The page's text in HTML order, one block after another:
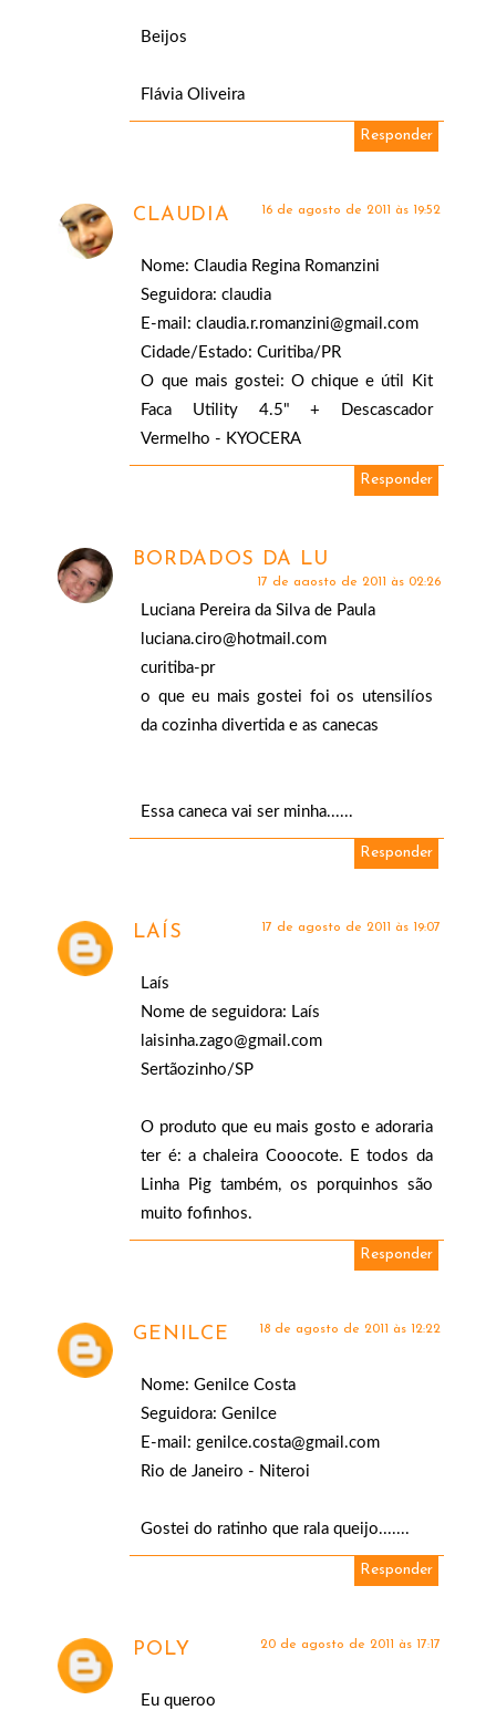
Beijos
Flávia Oliveira
Responder
CLAUDIA 16 de agosto de 2011 às 19:52
Nome: Claudia Regina Romanzini
Seguidora: claudia
E-mail: claudia.r.romanzini@gmail.com
Cidade/Estado: Curitiba/PR
O que mais gostei: O chique e útil Kit
Faca Utility 4.5" + Descascador
Vermelho - KYOCERA
Responder
BORDADOS DA LU
17 de agosto de 2011 às 02:26
Luciana Pereira da Silva de Paula
luciana.ciro@hotmail.com
curitiba-pr
o que eu mais gostei foi os utensilíos
da cozinha divertida e as canecas
Essa caneca vai ser minha......
Responder
LAÍS 17 de agosto de 2011 às 19:07
Laís
Nome de seguidora: Laís
laisinha.zago@gmail.com
Sertãozinho/SP
O produto que eu mais gosto e adoraria
ter é: a chaleira Cooocote. E todos da
Linha Pig também, os porquinhos são
muito fofinhos.
Responder
GENILCE 18 de agosto de 2011 às 12:22
Nome: Genilce Costa
Seguidora: Genilce
E-mail: genilce.costa@gmail.com
Rio de Janeiro - Niteroi
Gostei do ratinho que rala queijo.......
Responder
POLY 20 de agosto de 2011 às 17:17
Eu queroo